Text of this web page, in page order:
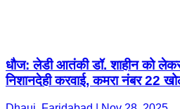
धौज: लेडी आतंकी डॉ. शाहीन को
निशानदेही करवाई, कमरा नंबर 22